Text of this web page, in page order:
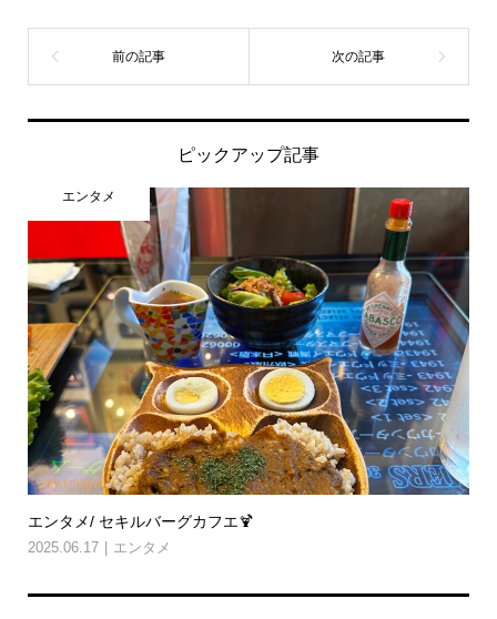
ピックアップ記事
エンタメ
エンタメ/ セキルバーグカフエ🍹
2025.06.17 エンタメ